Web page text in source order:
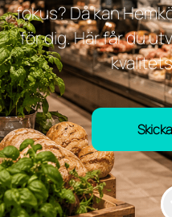
fokus? Då kan
för dig. Här får du